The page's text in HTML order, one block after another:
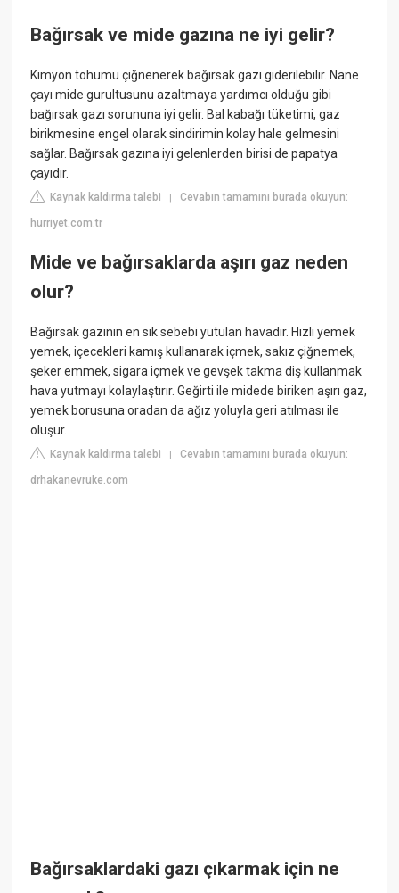
Bağırsak ve mide gazına ne iyi gelir?
Kimyon tohumu çiğnenerek bağırsak gazı giderilebilir. Nane
çayı mide gurultusunu azaltmaya yardımcı olduğu gibi
bağırsak gazı sorununa iyi gelir. Bal kabağı tüketimi, gaz
birikmesine engel olarak sindirimin kolay hale gelmesini
sağlar. Bağırsak gazına iyi gelenlerden birisi de papatya
çayıdır.
Kaynak kaldırma talebi |Cevabın tamamını burada okuyun:
hurriyet.com.tr
Mide ve bağırsaklarda aşırı gaz neden
olur?
Bağırsak gazının en sık sebebi yutulan havadır. Hızlı yemek
yemek, içecekleri kamış kullanarak içmek, sakız çiğnemek,
şeker emmek, sigara içmek ve gevşek takma diş kullanmak
hava yutmayı kolaylaştırır. Geğirti ile midede biriken aşırı gaz,
yemek borusuna oradan da ağız yoluyla geri atılması ile
oluşur.
Kaynak kaldırma talebi |Cevabın tamamını burada okuyun:
drhakanevruke.com
Bağırsaklardaki gazı çıkarmak için ne